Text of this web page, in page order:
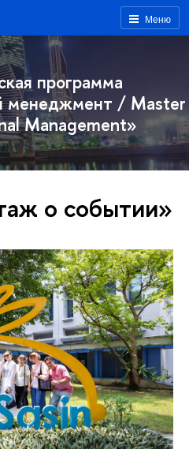
Меню
программа
менеджмент / Master
Management»
о событии»